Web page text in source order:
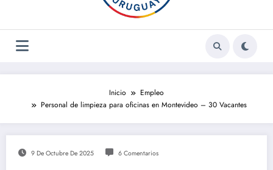
Inicio
Empleo
Personal de limpieza para oficinas en Montevideo – 30 Vacantes
9 De Octubre De 2025 6 Comentarios